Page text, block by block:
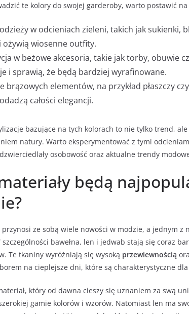
te kolory do swojej garderoby, warto postawić
w odcieniach zieleni, takich jak sukienki,
ożywią wiosenne outfity.
w beżowe akcesoria, takie jak torby, obuwie
i sprawią, że będą bardziej wyrafinowane.
brązowych elementów, na przykład płaszczy
całości elegancji.
bazujące na tych kolorach to nie tylko trend,
natury. Warto eksperymentować z tymi
osobowość oraz aktualne trendy
będą
przynosi ze sobą wiele nowości w modzie, a jednym z
szczególności bawełna, len i jedwab stają się coraz
Te tkaniny wyróżniają się wysoką przewiewnością
na cieplejsze dni, które są charakterystyczne
który od dawna cieszy się uznaniem za swą
gamie kolorów i wzorów. Natomiast len ma